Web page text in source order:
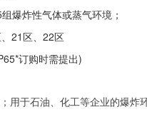
爆炸性气体或蒸气环境；
21区、22区
订购时需提出)
用于石油、化工等企业的爆炸